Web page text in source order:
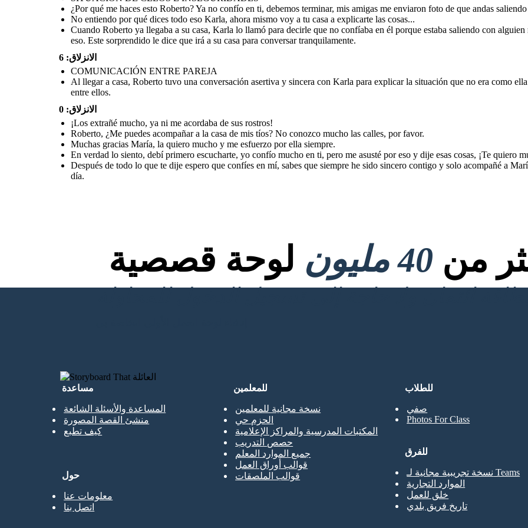
tranquilamente.
COMUNICACIÓN ENTRE PAREJA
¿Por qué me haces esto Roberto? Ya no confío en ti, debemos terminar, mis amigas me enviaron foto de que andas
No entiendo por qué dices todo eso Karla, ahora mismo voy a tu casa a explicarte las cosas...
Cuando Roberto ya llegaba a su casa, Karla lo llamó para decirle que no confíaba en él porque estaba saliendo con
eso. Este sorprendido le dice que irá a su casa para conversar tranquilamente.
الانزلاق: 6
COMUNICACIÓN ENTRE PAREJA
Al llegar a casa, Roberto tuvo una conversación asertiva y sincera con Karla para explicar la situación que no era como
entre ellos.
الانزلاق: 0
¡Los extrañé mucho, ya ni me acordaba de sus rostros!
Roberto, ¿Me puedes acompañar a la casa de mis tíos? No conozco mucho las calles, por favor.
Muchas gracias María, la quiero mucho y me esfuerzo por ella siempre.
En verdad lo siento, debí primero escucharte, yo confío mucho en ti, pero me asusté por eso y dije esas cosas, ¡Te quiero
Después de todo lo que te dije espero que confíes en mí, sabes que siempre he sido sincero contigo y solo acompañé a
día.
من 40 مليون لوحة قصصية
مساعدة
المساعدة والأسئلة الشائعة
منشئ القصة المصورة
كيف تطبع
للطلاب
صفي
Photos For Class
للمعلمين
نسخة مجانية للمعلمين
الحزم حي
المكتبات المدرسية والمراكز الإعلامية
حصص التدريب
جميع الموارد المعلم
قوالب أوراق العمل
قوالب الملصقات
للفرق
نسخة تجريبية مجانية لـ Teams
الموارد التجارية
خلق للعمل
تاريخ فريق بلدي
حول
معلومات عنا
اتصل بنا